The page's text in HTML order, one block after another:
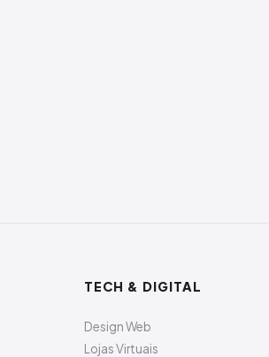
TECH & DIGITAL
Design Web
Lojas Virtuais